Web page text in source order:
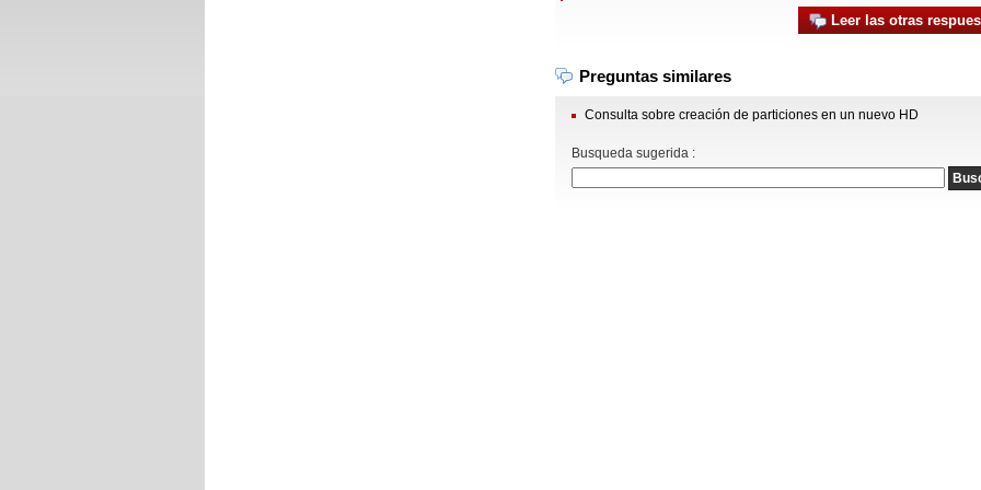
Leer las otras
Preguntas similares
Consulta sobre creación de particiones en un nuevo HD
Busqueda sugerida :